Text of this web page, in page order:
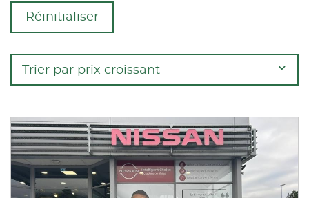
Réinitialiser
Trier par prix croissant